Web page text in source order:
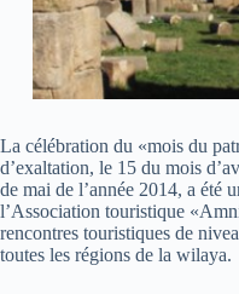
La célébration du «mois du
d’exaltation, le 15 du mois
de mai de l’année 2014, a été
l’Association touristique
rencontres touristiques de
toutes les régions de la wilaya.